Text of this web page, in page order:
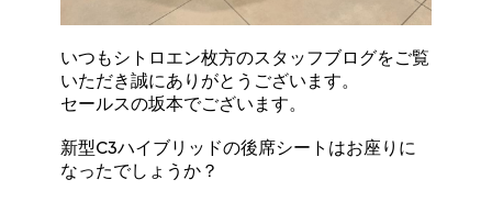
いつもシトロエン枚方のスタッフブログをご覧
いただき誠にありがとうございます。
セールスの坂本でございます。
新型C3ハイブリッドの後席シートはお座りに
なったでしょうか？